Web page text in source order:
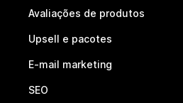
Avaliações de produtos
Upsell e pacotes
E-mail marketing
SEO